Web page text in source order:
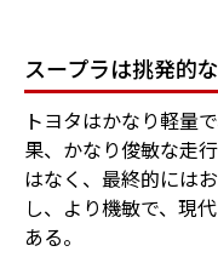
スープラは挑発的
トヨタはかなり軽量
果、かなり俊敏な走
はなく、最終的には
し、より機敏で、現
ある。